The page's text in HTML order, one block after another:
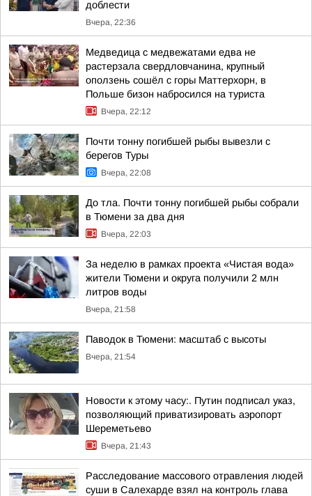
доблести
Вчера, 22:36
Медведица с медвежатами едва не
растерзала свердловчанина, крупный
оползень сошёл с горы Маттерхорн, в
Польше бизон набросился на туриста
Вчера, 22:12
Почти тонну погибшей рыбы вывезли с
берегов Туры
Вчера, 22:08
До тла. Почти тонну погибшей рыбы собрали
в Тюмени за два дня
Вчера, 22:03
За неделю в рамках проекта «Чистая вода»
жители Тюмени и округа получили 2 млн
литров воды
Вчера, 21:58
Паводок в Тюмени: масштаб с высоты
Вчера, 21:54
Новости к этому часу:. Путин подписал указ,
позволяющий приватизировать аэропорт
Шереметьево
Вчера, 21:43
Расследование массового отравления людей
суши в Салехарде взял на контроль глава